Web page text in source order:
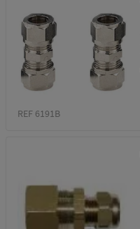
REF 6191B